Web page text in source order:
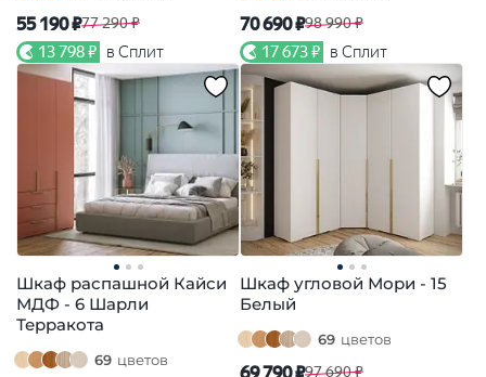
55 190 ₽77 290 ₽
13 798 ₽ в Сплит
70 690 ₽98 990 ₽
17 673 ₽ в Сплит
Шкаф распашной Кайси
МДФ - 6 Шарли
Терракота
69 цветов
Шкаф угловой Мори - 15
Белый
69 цветов
69 790 ₽97 690 ₽